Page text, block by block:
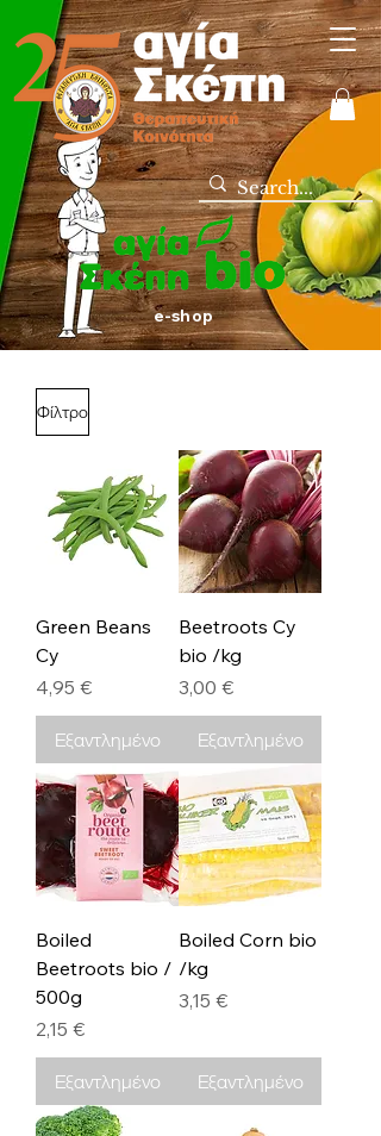
e-shop
Φίλτρο
Green Beans
Cy
Τιμή
4,95 €
Εξαντλημένο
Beetroots Cy
bio /kg
Τιμή
3,00 €
Εξαντλημένο
Boiled
Beetroots bio /
500g
Τιμή
2,15 €
Εξαντλημένο
Boiled Corn bio
/kg
Τιμή
3,15 €
Εξαντλημένο